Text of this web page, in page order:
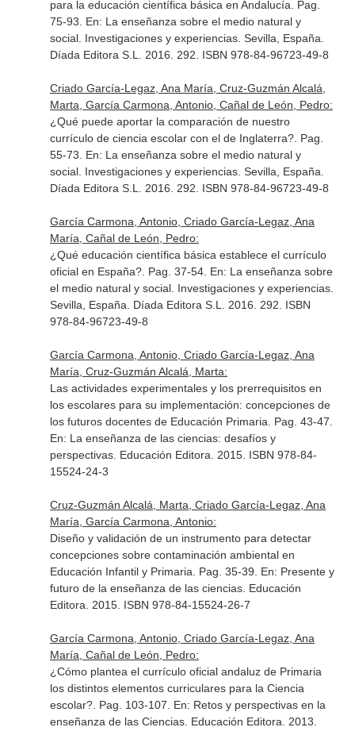
para la educación científica básica en Andalucía. Pag.
75-93. En: La enseñanza sobre el medio natural y
social. Investigaciones y experiencias. Sevilla, España.
Díada Editora S.L. 2016. 292. ISBN 978-84-96723-49-8
Criado García-Legaz, Ana María, Cruz-Guzmán Alcalá,
Marta, García Carmona, Antonio, Cañal de León, Pedro:
¿Qué puede aportar la comparación de nuestro
currículo de ciencia escolar con el de Inglaterra?. Pag.
55-73. En: La enseñanza sobre el medio natural y
social. Investigaciones y experiencias. Sevilla, España.
Díada Editora S.L. 2016. 292. ISBN 978-84-96723-49-8
García Carmona, Antonio, Criado García-Legaz, Ana
María, Cañal de León, Pedro:
¿Qué educación científica básica establece el currículo
oficial en España?. Pag. 37-54. En: La enseñanza sobre
el medio natural y social. Investigaciones y experiencias.
Sevilla, España. Díada Editora S.L. 2016. 292. ISBN
978-84-96723-49-8
García Carmona, Antonio, Criado García-Legaz, Ana
María, Cruz-Guzmán Alcalá, Marta:
Las actividades experimentales y los prerrequisitos en
los escolares para su implementación: concepciones de
los futuros docentes de Educación Primaria. Pag. 43-47.
En: La enseñanza de las ciencias: desafíos y
perspectivas. Educación Editora. 2015. ISBN 978-84-
15524-24-3
Cruz-Guzmán Alcalá, Marta, Criado García-Legaz, Ana
María, García Carmona, Antonio:
Diseño y validación de un instrumento para detectar
concepciones sobre contaminación ambiental en
Educación Infantil y Primaria. Pag. 35-39. En: Presente y
futuro de la enseñanza de las ciencias. Educación
Editora. 2015. ISBN 978-84-15524-26-7
García Carmona, Antonio, Criado García-Legaz, Ana
María, Cañal de León, Pedro:
¿Cómo plantea el currículo oficial andaluz de Primaria
los distintos elementos curriculares para la Ciencia
escolar?. Pag. 103-107. En: Retos y perspectivas en la
enseñanza de las Ciencias. Educación Editora. 2013.